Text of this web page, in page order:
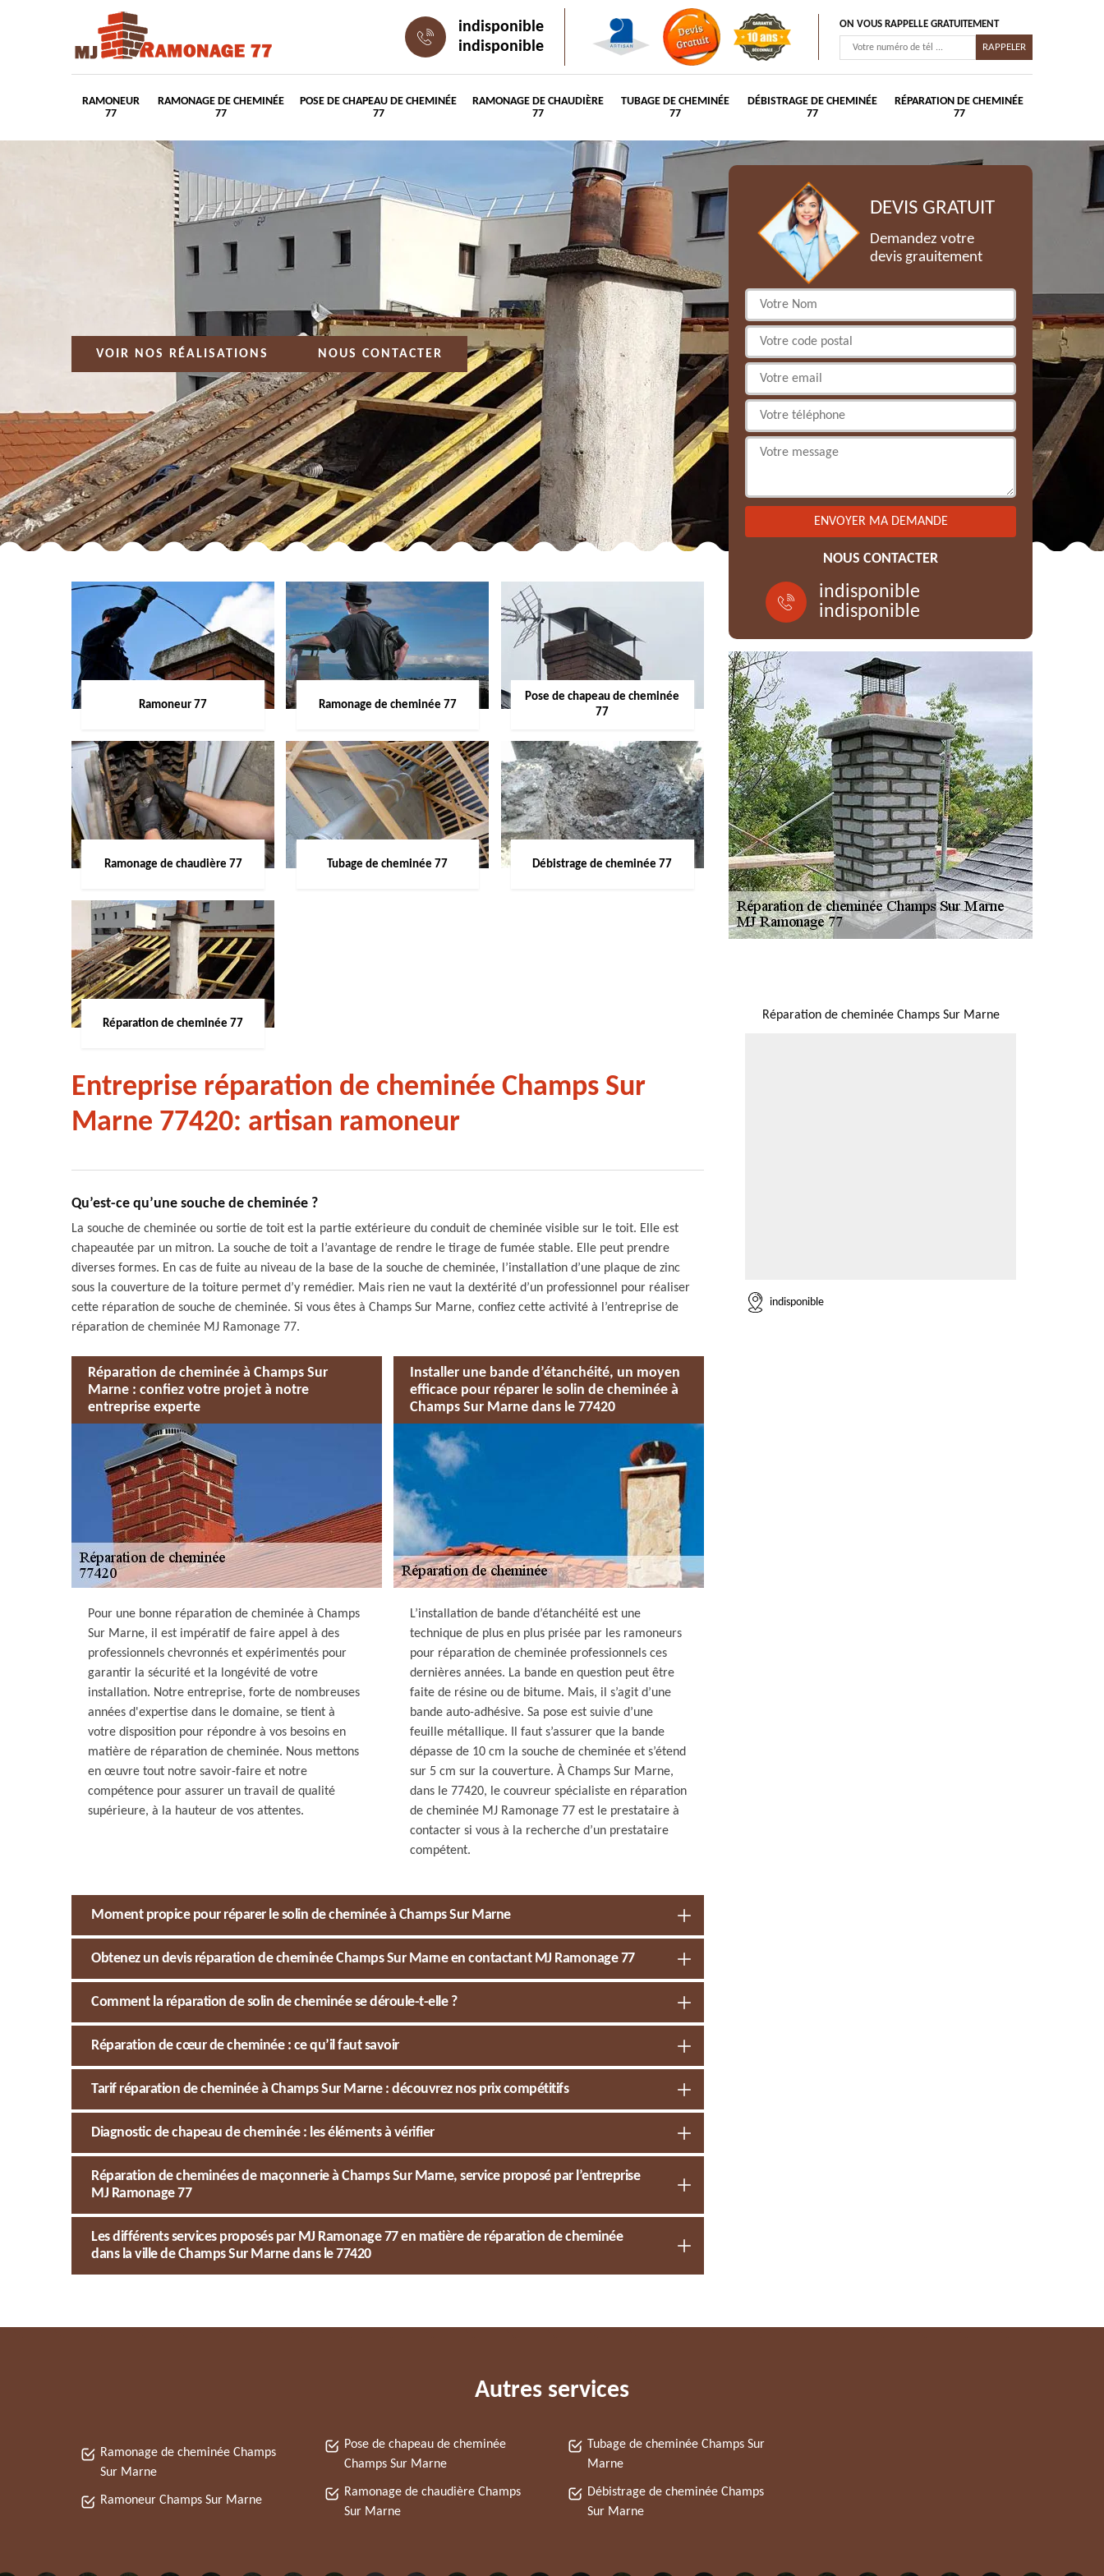
indisponible
indisponible
ON VOUS RAPPELLE GRATUITEMENT
RAMONEUR
77
RAMONAGE DE CHEMINÉE
77
POSE DE CHAPEAU DE CHEMINÉE
77
RAMONAGE DE CHAUDIÈRE
77
TUBAGE DE CHEMINÉE
77
DÉBISTRAGE DE CHEMINÉE
77
RÉPARATION DE CHEMINÉE
77
VOIR NOS RÉALISATIONS NOUS CONTACTER
Ramoneur 77 Ramonage de cheminée 77
Pose de chapeau de cheminée
77
Ramonage de chaudière 77 Tubage de cheminée 77 Débistrage de cheminée 77
Réparation de cheminée 77
Entreprise réparation de cheminée Champs Sur
Marne 77420: artisan ramoneur
Qu’est-ce qu’une souche de cheminée ?
La souche de cheminée ou sortie de toit est la partie extérieure du conduit de cheminée visible sur le toit. Elle est
chapeautée par un mitron. La souche de toit a l’avantage de rendre le tirage de fumée stable. Elle peut prendre
diverses formes. En cas de fuite au niveau de la base de la souche de cheminée, l’installation d’une plaque de zinc
sous la couverture de la toiture permet d’y remédier. Mais rien ne vaut la dextérité d’un professionnel pour réaliser
cette réparation de souche de cheminée. Si vous êtes à Champs Sur Marne, confiez cette activité à l’entreprise de
réparation de cheminée MJ Ramonage 77.
Réparation de cheminée à Champs Sur
Marne : confiez votre projet à notre
entreprise experte
Pour une bonne réparation de cheminée à Champs
Sur Marne, il est impératif de faire appel à des
professionnels chevronnés et expérimentés pour
garantir la sécurité et la longévité de votre
installation. Notre entreprise, forte de nombreuses
années d'expertise dans le domaine, se tient à
votre disposition pour répondre à vos besoins en
matière de réparation de cheminée. Nous mettons
en œuvre tout notre savoir-faire et notre
compétence pour assurer un travail de qualité
supérieure, à la hauteur de vos attentes.
Installer une bande d’étanchéité, un moyen
efficace pour réparer le solin de cheminée à
Champs Sur Marne dans le 77420
L’installation de bande d’étanchéité est une
technique de plus en plus prisée par les ramoneurs
pour réparation de cheminée professionnels ces
dernières années. La bande en question peut être
faite de résine ou de bitume. Mais, il s’agit d’une
bande auto-adhésive. Sa pose est suivie d’une
feuille métallique. Il faut s’assurer que la bande
dépasse de 10 cm la souche de cheminée et s’étend
sur 5 cm sur la couverture. À Champs Sur Marne,
dans le 77420, le couvreur spécialiste en réparation
de cheminée MJ Ramonage 77 est le prestataire à
contacter si vous à la recherche d’un prestataire
compétent.
Moment propice pour réparer le solin de cheminée à Champs Sur Marne
Obtenez un devis réparation de cheminée Champs Sur Marne en contactant MJ Ramonage 77
Comment la réparation de solin de cheminée se déroule-t-elle ?
Réparation de cœur de cheminée : ce qu’il faut savoir
Tarif réparation de cheminée à Champs Sur Marne : découvrez nos prix compétitifs
Diagnostic de chapeau de cheminée : les éléments à vérifier
Réparation de cheminées de maçonnerie à Champs Sur Marne, service proposé par l’entreprise
MJ Ramonage 77
Les différents services proposés par MJ Ramonage 77 en matière de réparation de cheminée
dans la ville de Champs Sur Marne dans le 77420
DEVIS GRATUIT
Demandez votre
devis grauitement
NOUS CONTACTER
indisponible
indisponible
Réparation de cheminée Champs Sur Marne
indisponible
Autres services
Ramonage de cheminée Champs
Sur Marne
Ramoneur Champs Sur Marne
Pose de chapeau de cheminée
Champs Sur Marne
Ramonage de chaudière Champs
Sur Marne
Tubage de cheminée Champs Sur
Marne
Débistrage de cheminée Champs
Sur Marne